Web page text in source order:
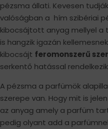
pézsma állati. Kevesen
valóságban a hím szibériai
kibocsájtott anyag mellyel a
is hangzik igazán
kibocsájt feromonszerű
serkentő hatással
A pézsma a parfümök
szerepe van. Hogy mit is
az anyag amely a parfüm
pedig olyant add a